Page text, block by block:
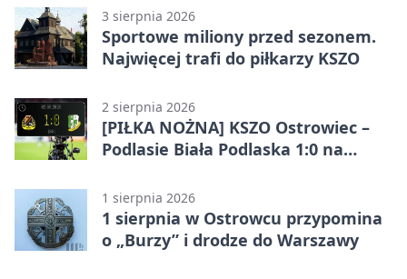
3 sierpnia 2026
Sportowe miliony przed sezonem.
Najwięcej trafi do piłkarzy KSZO
2 sierpnia 2026
[PIŁKA NOŻNA] KSZO Ostrowiec –
Podlasie Biała Podlaska 1:0 na
(Grupa IV)
1 sierpnia 2026
1 sierpnia w Ostrowcu przypomina
o „Burzy” i drodze do Warszawy